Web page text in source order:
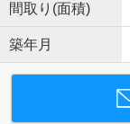
間取り(面積)
築年月